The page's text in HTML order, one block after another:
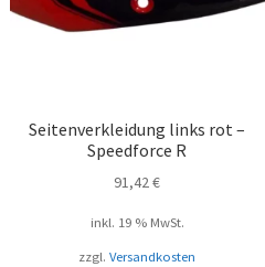
Seitenverkleidung links rot –
Speedforce R
91,42€
inkl. 19 % MwSt.
zzgl.Versandkosten